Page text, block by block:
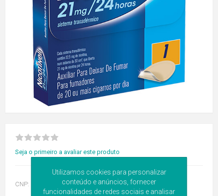
Seja o primeiro a avaliar este produto
CNP:
Utilizamos cookies para personalizar
conteúdo e anúncios, fornecer
funcionalidades de redes sociais e analisar